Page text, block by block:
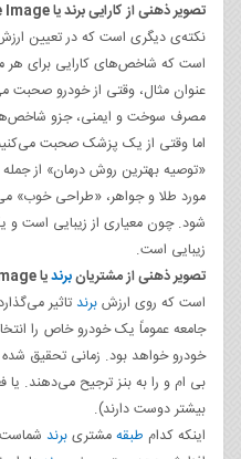
تصویر ذهنی از کارایی برند یا
نکته‌ی دیگری است که در تعیین
است که شاخص‌های کارایی برای
عنوان مثال، وقتی از خودرو صحبت
مصرف سوخت و ایمنی، جزو
اما وقتی از یک پزشک صحبت
«توصیه بهترین روش درمان» از
مورد طلا و جواهر، «طراحی خوب»
شود. چون معیاری از زیبایی است و
زیبایی است.
تصویر ذهنی از مشتریانبرندیا
است که روی ارزشبرند تاثیر
جامعه عموماً‌ یک خودرو خاص را
خودرو خواهد بود. زمانی تحقیق
بی ام و را به بنز ترجیح می‌دهند. یا
بیشتر دوست دارند).
اینکه کدام طبقهمشتریبرند شماست